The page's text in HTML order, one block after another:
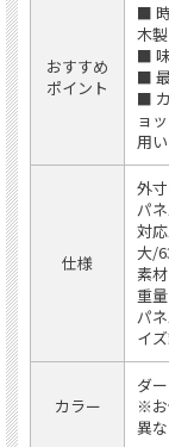
おすすめ
ポイント
■
木製
■
■
■
ョ
用い
仕様
外
パ
対
大/
素
重
パ
イ
カラー
ダ
※お
異